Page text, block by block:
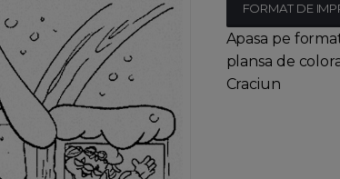
FORMAT DE
Apasa pe
plansa de
Craciun